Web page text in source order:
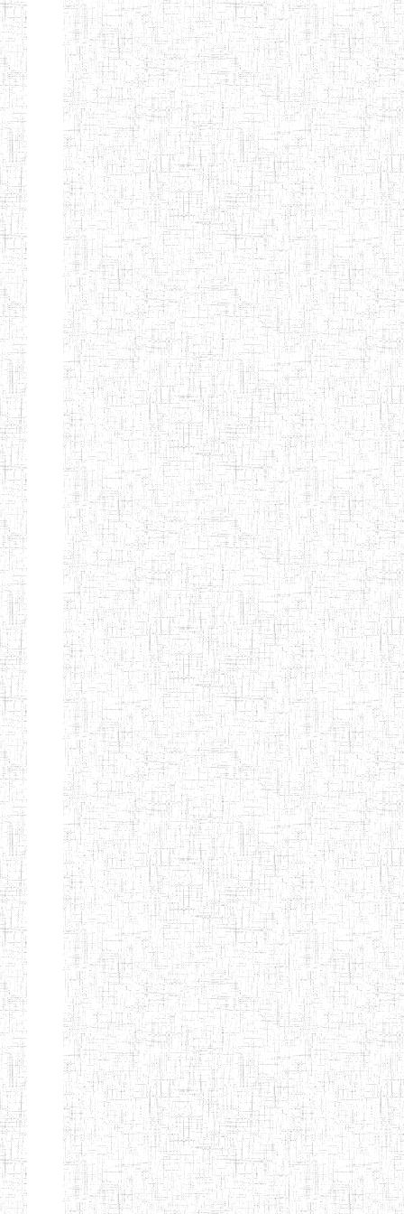
SAINT
ANDREW'S BTTC
28/12/2007 ENIEG
MODEL
INCLUSIVE
BILINGUAL
TEACHER
TRAINING
INSTITUTE
08/09/2015 ENIEG
CEFED/SPED/TTI
SANTA
17/11/2008 ENIEG
PTTC MBENGWI 06/08/1990 ENIEG
FULL GOSPEL
BTTC MBENGWI
02/10/1998 ENIEG
BAPTIST
TEACHERS
TRAINING
COLLEGE
08/08/1983 ENIEG
KENCHOLIA
TEACHER'S
TRAINING
COLLEGE
"K.T.T.C NDOP"
15/09/2015 ENIEG
ENIEG PRIVEE
BILINGUE
LAIQUE LES
PERFORMANCES
PEDAGOGIQUES
01/09/2015 ENIEG
ENIEG DU HAUT
NKAM
12/08/2013 ENIEG
ENIEG BILINGUE
DE L'IPEP DE
BANDJOUN
05/09/2003 ENIEG
ENIEG PRIVEE
NANFAH
07/09/2012 ENIEG
ENPIEG TERESA
JANE
14/03/2014 ENIEG